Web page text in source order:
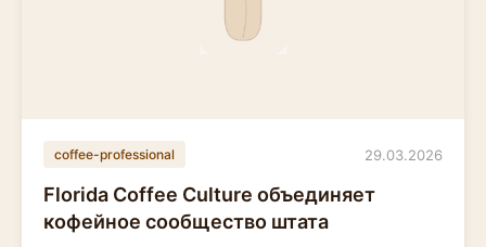
coffee-professional 29.03.2026
Florida Coffee Culture объединяет
кофейное сообщество штата